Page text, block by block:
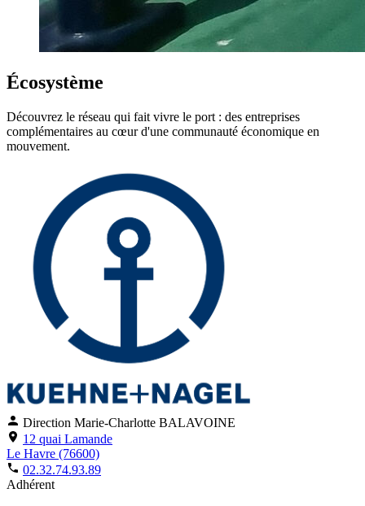
Écosystème
Découvrez le réseau qui fait vivre le port : des entreprises
complémentaires au cœur d'une communauté économique en
mouvement.
Direction Marie-Charlotte BALAVOINE
12 quai Lamande
Le Havre (76600)
02.32.74.93.89
Adhérent